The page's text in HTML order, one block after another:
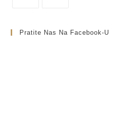
Pratite Nas Na Facebook-U